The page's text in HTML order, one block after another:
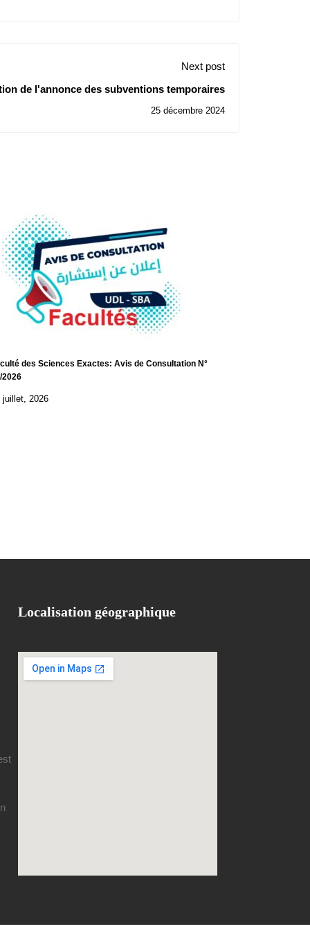
Next post
de l'annonce des subventions temporaires
25 décembre 2024
des Sciences Exactes: Avis de Consultation N°
2026
juillet, 2026
Localisation géographique